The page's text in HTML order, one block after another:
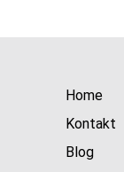
Home
Kontakt
Blog